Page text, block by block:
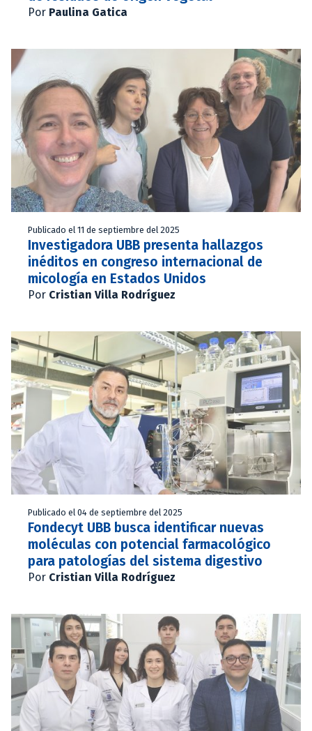
Por Paulina Gatica
Publicado el 11 de septiembre del 2025
Investigadora UBB presenta hallazgos
inéditos en congreso internacional de
micología en Estados Unidos
Por Cristian Villa Rodríguez
Publicado el 04 de septiembre del 2025
Fondecyt UBB busca identificar nuevas
moléculas con potencial farmacológico
para patologías del sistema digestivo
Por Cristian Villa Rodríguez